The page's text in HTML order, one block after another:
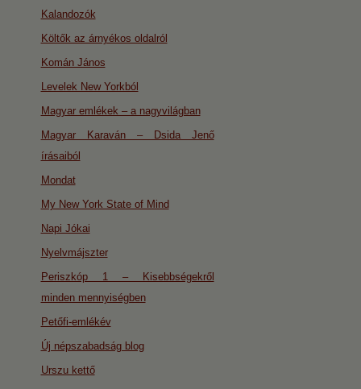
Kalandozók
Költők az árnyékos oldalról
Komán János
Levelek New Yorkból
Magyar emlékek – a nagyvilágban
Magyar Karaván – Dsida Jenő
írásaiból
Mondat
My New York State of Mind
Napi Jókai
Nyelvmájszter
Periszkóp 1 – Kisebbségekről
minden mennyiségben
Petőfi-emlékév
Új népszabadság blog
Urszu kettő